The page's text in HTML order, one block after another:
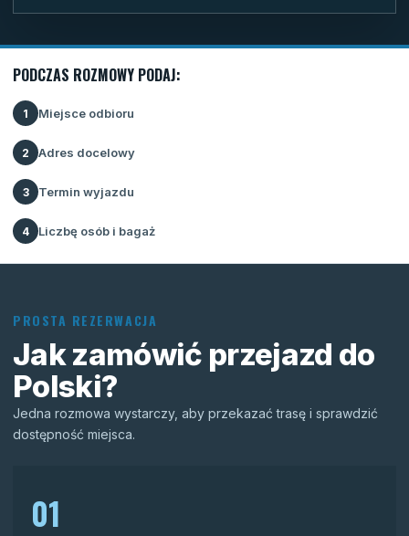
PODCZAS ROZMOWY PODAJ:
1 Miejsce odbioru
2 Adres docelowy
3 Termin wyjazdu
4 Liczbę osób i bagaż
PROSTA REZERWACJA
Jak zamówić przejazd do
Polski?
Jedna rozmowa wystarczy, aby przekazać trasę i sprawdzić
dostępność miejsca.
01